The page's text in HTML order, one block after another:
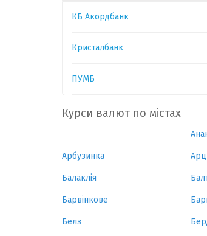
КБ Акордбанк
Кристалбанк
ПУМБ
Курси валют по містах
Арбузинка
Балаклія
Барвінкове
Белз